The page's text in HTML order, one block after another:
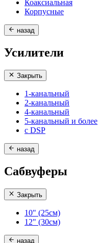
Коаксиальная
Корпусные
назад
Усилители
Закрыть
1-канальный
2-канальный
4-канальный
5-канальный и более
с DSP
назад
Сабвуферы
Закрыть
10" (25см)
12" (30см)
назад